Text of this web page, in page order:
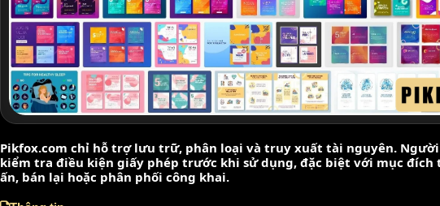
Pikfox.com chỉ hỗ trợ lưu trữ, phân loại và truy xuất tài nguyên.
kiểm tra điều kiện giấy phép trước khi sử dụng, đặc biệt với mục đích
ấn, bán lại hoặc phân phối công khai.